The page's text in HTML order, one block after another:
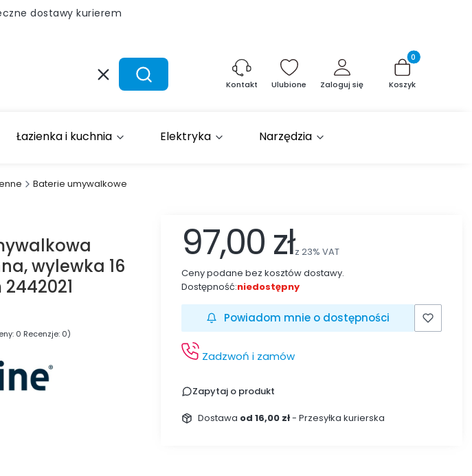
dostawy kurierem
WyczyśćSzukaj Kontakt Ulubione Zaloguj się
Produkty w
Koszyk
Łazienka i kuchnia Elektryka Narzędzia
Baterie umywalkowe
wylewka 16
0 Recenzje: 0)
97,00 złz 23% VAT
Ceny podane bez kosztów dostawy.
Dostępność:niedostępny
Powiadom mnie o dostępności
Zadzwoń i zamów
Zapytaj o produkt
Dostawa od 16,00 zł- Przesyłka kurierska